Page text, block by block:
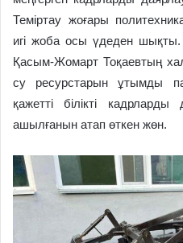
Теміртау жоғары
игі жоба осы үдеден
Қасым-Жомарт Тоқаевтың
су ресурстарын ұтымды
қажетті білікті кадрларды
ашылғанын атап өткен жөн.